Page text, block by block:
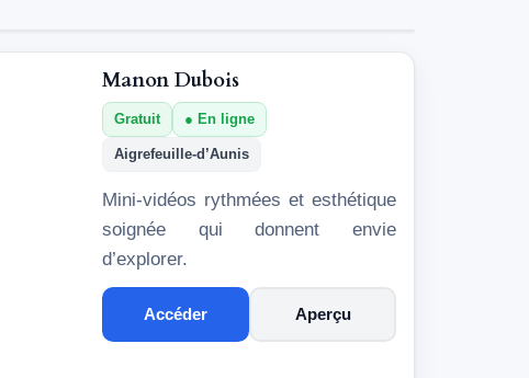
Manon Dubois
Gratuit En ligne
Aigrefeuille-d’Aunis
Mini-vidéos rythmées et esthétique
soignée qui donnent envie
d’explorer.
Accéder Aperçu